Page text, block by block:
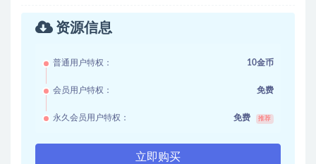
资源信息
普通用户特权： 10金币
会员用户特权： 免费
永久会员用户特权： 免费 推荐
立即购买